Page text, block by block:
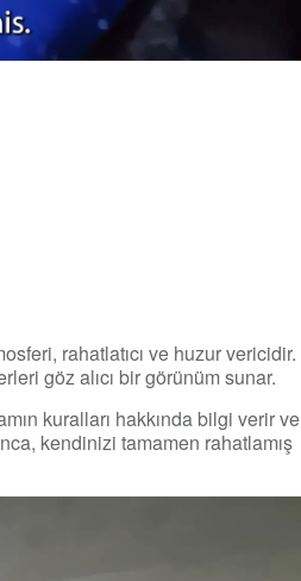
rahatlatıcı ve huzur vericidir.
göz alıcı bir görünüm sunar.
kuralları hakkında bilgi verir ve
kendinizi tamamen rahatlamış